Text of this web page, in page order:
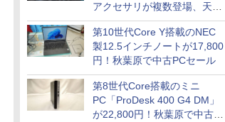
アクセサリが複数登場、天然
木製パネルや背面コネクタ対
応トレイなど
第10世代Core Y搭載のNEC
製12.5インチノートが17,800
円！秋葉原で中古PCセール
第8世代Core搭載のミニ
PC「ProDesk 400 G4 DM」
が22,800円！秋葉原で中古